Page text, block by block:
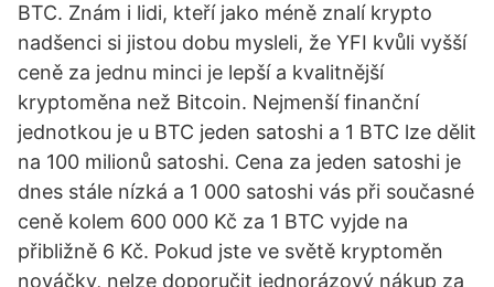
BTC. Znám i lidi, kteří jako méně znalí krypto
nadšenci si jistou dobu mysleli, že YFI kvůli vyšší
ceně za jednu minci je lepší a kvalitnější
kryptoměna než Bitcoin. Nejmenší finanční
jednotkou je u BTC jeden satoshi a 1 BTC lze dělit
na 100 milionů satoshi. Cena za jeden satoshi je
dnes stále nízká a 1 000 satoshi vás při současné
ceně kolem 600 000 Kč za 1 BTC vyjde na
přibližně 6 Kč. Pokud jste ve světě kryptoměn
nováčky, nelze doporučit jednorázový nákup za